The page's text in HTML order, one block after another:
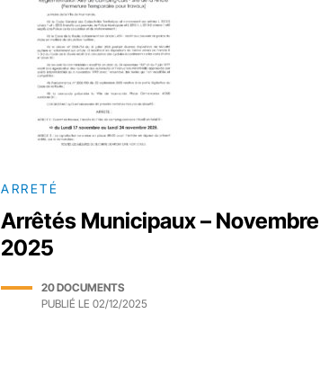
ARRETÉ
Arrêtés Municipaux – Novembre
2025
20 DOCUMENTS
PUBLIÉ LE 02/12/2025